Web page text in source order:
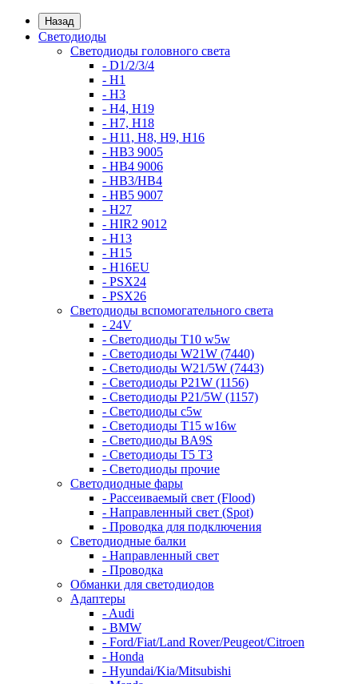
Назад
Светодиоды
Светодиоды головного света
- D1/2/3/4
- H1
- H3
- H4, H19
- H7, H18
- H11, H8, H9, H16
- HB3 9005
- HB4 9006
- HB3/HB4
- HB5 9007
- H27
- HIR2 9012
- H13
- H15
- H16EU
- PSX24
- PSX26
Светодиоды вспомогательного света
- 24V
- Светодиоды T10 w5w
- Светодиоды W21W (7440)
- Светодиоды W21/5W (7443)
- Светодиоды P21W (1156)
- Светодиоды P21/5W (1157)
- Светодиоды c5w
- Светодиоды T15 w16w
- Светодиоды BA9S
- Светодиоды T5 T3
- Светодиоды прочие
Светодиодные фары
- Рассеиваемый свет (Flood)
- Направленный свет (Spot)
- Проводка для подключения
Светодиодные балки
- Направленный свет
- Проводка
Обманки для светодиодов
Адаптеры
- Audi
- BMW
- Ford/Fiat/Land Rover/Peugeot/Citroen
- Honda
- Hyundai/Kia/Mitsubishi